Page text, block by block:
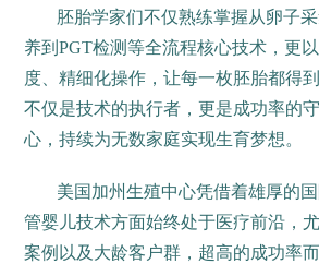
胚胎学家们不仅熟练掌握从卵子
养到PGT检测等全流程核心技术，更
度、精细化操作，让每一枚胚胎都得
不仅是技术的执行者，更是成功率的
心，持续为无数家庭实现生育梦想。
美国加州生殖中心凭借着雄厚的
管婴儿技术方面始终处于医疗前沿，
案例以及大龄客户群，超高的成功率